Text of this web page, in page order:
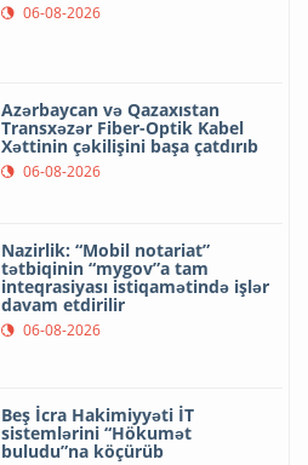
06-08-2026
Azərbaycan və Qazaxıstan
Transxəzər Fiber-Optik Kabel
Xəttinin çəkilişini başa çatdırıb
06-08-2026
Nazirlik: “Mobil notariat”
tətbiqinin “mygov”a tam
inteqrasiyası istiqamətində işlər
davam etdirilir
06-08-2026
Beş İcra Hakimiyyəti İT
sistemlərini “Hökumət
buludu”na köçürüb